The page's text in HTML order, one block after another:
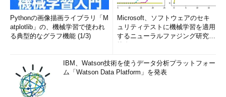
Pythonの画像描画ライブラリ「M
atplotlib」の、機械学習で使われ
る典型的なグラフ機能 (1/3)
Microsoft、ソフトウェアのセキ
ュリティテストに機械学習を適用
するニューラルファジング研究を
IBM、Watson技術を使うデータ分析プラットフォー
ム「Watson Data Platform」を発表